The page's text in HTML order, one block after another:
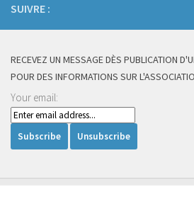
SUIVRE :
RECEVEZ UN MESSAGE DÈS PUBLICATION
POUR DES INFORMATIONS SUR
Your email: